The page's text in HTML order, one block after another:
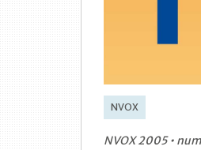
NVOX
NVOX 2005 •